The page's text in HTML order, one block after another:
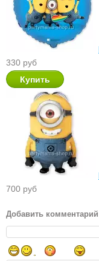
330 руб
700 руб
Добавить комментарий